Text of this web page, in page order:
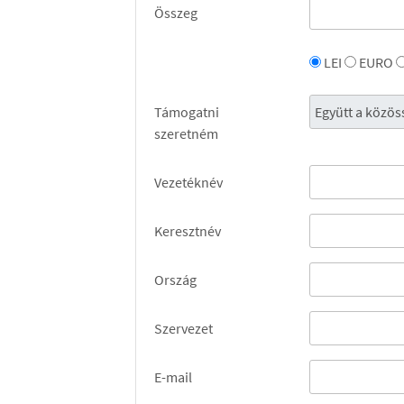
Összeg
LEI EURO
Támogatni
szeretném
Vezetéknév
Keresztnév
Ország
Szervezet
E-mail